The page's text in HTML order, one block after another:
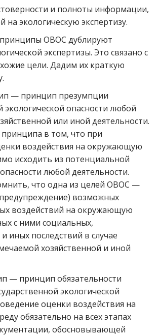
и полноты информации,
на экологическую экспертизу.
ОВОС дублируют
экспертизы. Это связано с
цели. Дадим их краткую
— принцип презумпции
опасности любой
или иной деятельности.
в том, что при
воздействия на окружающую
исходить из потенциальной
любой деятельности.
что одна из целей ОВОС —
возможных
воздействий на окружающую
с ними социальных,
иных последствий в случае
хозяйственной и иной
— принцип обязательности
экологической
оценки воздействия на
обязательно на всех этапах
обосновывающей